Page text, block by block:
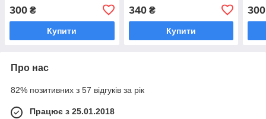
300 ₴
Купити
340₴
Купити
300
Про нас
82% позитивних з 57 відгуків за рік
Працює з 25.01.2018